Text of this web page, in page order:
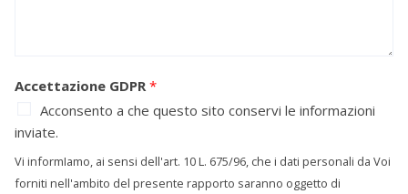
Accettazione GDPR*
Acconsento a che questo sito conservi le informazioni
inviate.
Vi informIamo, ai sensi dell'art. 10 L. 675/96, che i dati personali da Voi
forniti nell'ambito del presente rapporto saranno oggetto di